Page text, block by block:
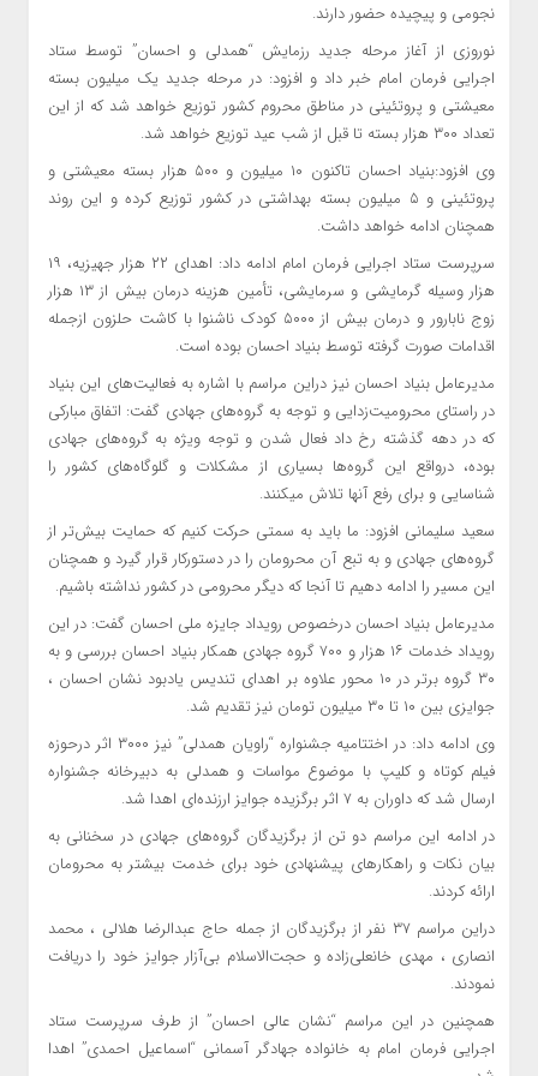
نجومی و پیچیده حضور دارند.
نوروزی از آغاز مرحله جدید رزمایش “همدلی و احسان” توسط ستاد
اجرایی فرمان امام خبر داد و افزود: در مرحله جدید یک میلیون بسته
معیشتی و پروتئینی در مناطق محروم کشور توزیع خواهد شد که از این
تعداد ۳۰۰ هزار بسته تا قبل از شب عید توزیع خواهد شد.
وی افزود:بنیاد احسان تاکنون ۱۰ میلیون و ۵۰۰ هزار بسته معیشتی و
پروتئینی و ۵ میلیون بسته بهداشتی در کشور توزیع کرده و این روند
همچنان ادامه خواهد داشت.
سرپرست ستاد اجرایی فرمان امام ادامه داد: اهدای ۲۲ هزار جهیزیه، ۱۹
هزار وسیله گرمایشی و سرمایشی، تأمین هزینه درمان بیش از ۱۳ هزار
زوج نابارور و درمان بیش از ۵۰۰۰ کودک ناشنوا با کاشت حلزون ازجمله
اقدامات صورت گرفته توسط بنیاد احسان بوده است.
مدیرعامل بنیاد احسان نیز دراین مراسم با اشاره به فعالیت‌های این بنیاد
در راستای محرومیت‌زدایی و توجه به گروه‌های جهادی گفت: اتفاق مبارکی
که در دهه گذشته رخ داد فعال شدن و توجه ویژه به گروه‌های جهادی
بوده، درواقع این گروه‌ها بسیاری از مشکلات و گلوگاه‌های کشور را
شناسایی و برای رفع آنها تلاش میکنند.
سعید سلیمانی افزود: ما باید به سمتی حرکت کنیم که حمایت بیش‌تر از
گروه‌های جهادی و به تبع آن محرومان را در دستورکار قرار گیرد و همچنان
این مسیر را ادامه دهیم تا آنجا که دیگر محرومی در کشور نداشته باشیم.
مدیرعامل بنیاد احسان درخصوص رویداد جایزه ملی احسان گفت: در این
رویداد خدمات ۱۶ هزار و ۷۰۰ گروه جهادی همکار بنیاد احسان بررسی و به
۳۰ گروه برتر در ۱۰ محور علاوه بر اهدای تندیس یادبود نشان احسان ،
جوایزی بین ۱۰ تا ۳۰ میلیون تومان نیز تقدیم شد.
وی ادامه داد: در اختتامیه جشنواره “راویان همدلی” نیز ۳۰۰۰ اثر درحوزه
فیلم کوتاه و کلیپ با موضوع مواسات و همدلی به دبیرخانه جشنواره
ارسال شد که داوران به ۷ اثر برگزیده جوایز ارزنده‌ای اهدا شد.
در ادامه این مراسم دو تن از برگزیدگان گروه‌های جهادی در سخنانی به
بیان نکات و راهکارهای پیشنهادی خود برای خدمت بیشتر به محرومان
ارائه کردند.
دراین مراسم ۳۷ نفر از برگزیدگان از جمله حاج عبدالرضا هلالی ، محمد
انصاری ، مهدی خانعلی‌زاده و حجت‌الاسلام بی‌آزار جوایز خود را دریافت
نمودند.
همچنین در این مراسم “نشان عالی احسان” از طرف سرپرست ستاد
اجرایی فرمان امام به خانواده جهادگر آسمانی “اسماعیل احمدی” اهدا